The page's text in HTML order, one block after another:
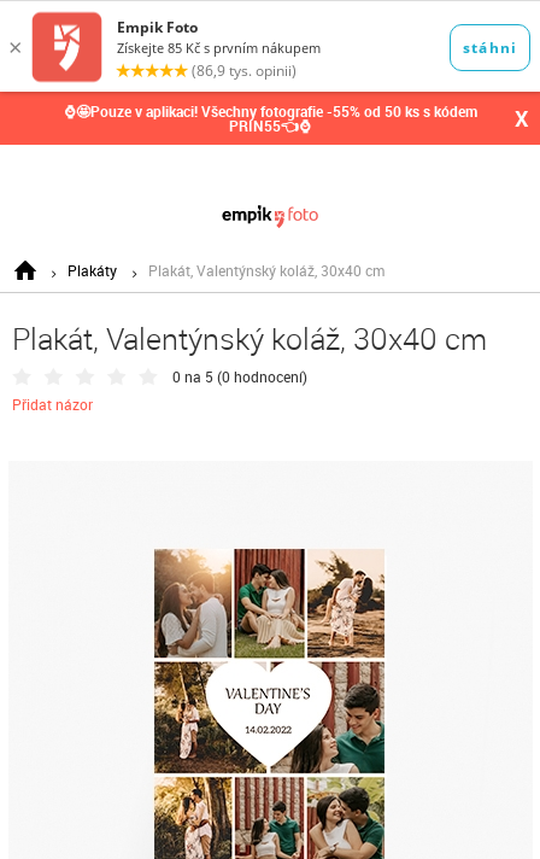
⌚🤩Pouze v aplikaci! Všechny fotografie -55% od 50 ks s kódem
PRIN55👈⌚ X
Plakáty Plakát, Valentýnský koláž, 30x40 cm
Plakát, Valentýnský koláž, 30x40 cm
0 na 5 (0 hodnocení)
Přidat názor